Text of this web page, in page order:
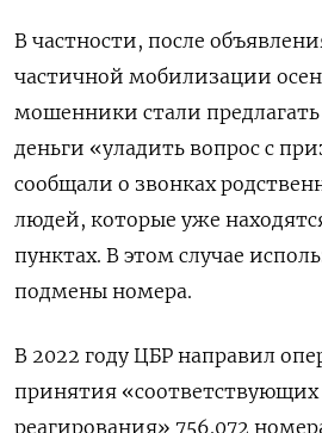
В частности, после
частичной мобилизации
мошенники стали
деньги «уладить вопрос с
сообщали о звонках
людей, которые уже
пунктах. В этом случае
подмены номера.
В 2022 году ЦБР направил
принятия
реагирования» 756.072